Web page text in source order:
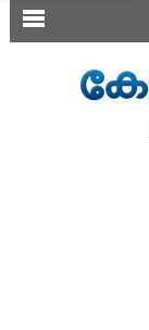
SECTIONS